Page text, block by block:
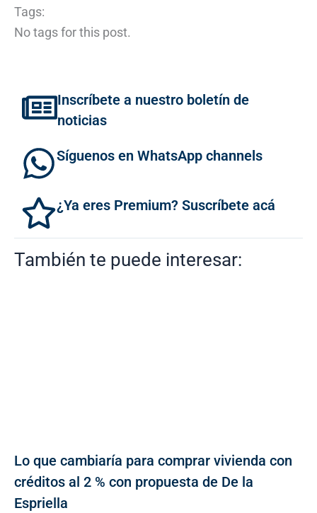
Tags:
No tags for this post.
Inscríbete a nuestro boletín de
noticias
Síguenos en WhatsApp channels
¿Ya eres Premium? Suscríbete acá
También te puede interesar:
Lo que cambiaría para comprar vivienda con
créditos al 2 % con propuesta de De la
Espriella